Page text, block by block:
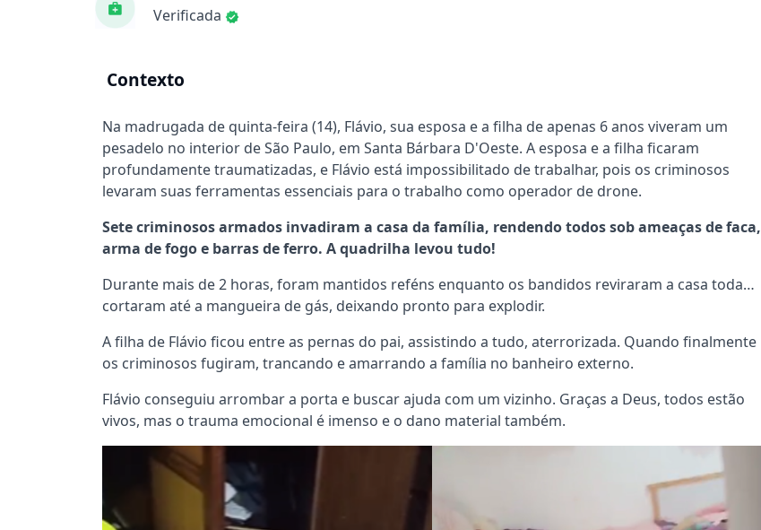
Verificada
Contexto
Na madrugada de quinta-feira (14), Flávio, sua esposa e a filha de apenas 6 anos viveram um
pesadelo no interior de São Paulo, em Santa Bárbara D'Oeste. A esposa e a filha ficaram
profundamente traumatizadas, e Flávio está impossibilitado de trabalhar, pois os criminosos
levaram suas ferramentas essenciais para o trabalho como operador de drone.
Sete criminosos armados invadiram a casa da família, rendendo todos sob ameaças de faca,
arma de fogo e barras de ferro. A quadrilha levou tudo!
Durante mais de 2 horas, foram mantidos reféns enquanto os bandidos reviraram a casa toda…
cortaram até a mangueira de gás, deixando pronto para explodir.
A filha de Flávio ficou entre as pernas do pai, assistindo a tudo, aterrorizada. Quando finalmente
os criminosos fugiram, trancando e amarrando a família no banheiro externo.
Flávio conseguiu arrombar a porta e buscar ajuda com um vizinho. Graças a Deus, todos estão
vivos, mas o trauma emocional é imenso e o dano material também.